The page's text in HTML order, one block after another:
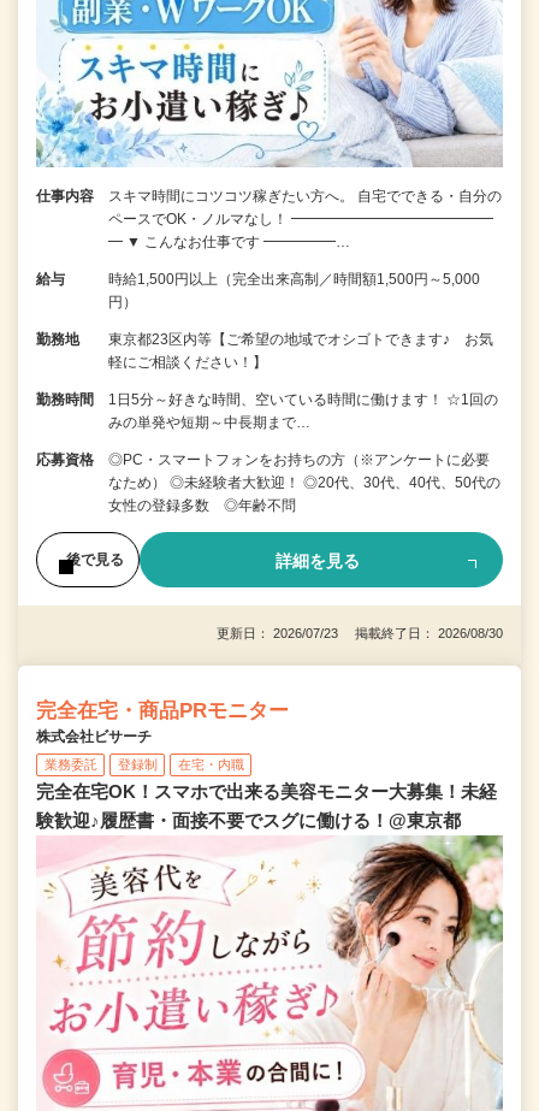
仕事内容
スキマ時間にコツコツ稼ぎたい方へ。 自宅でできる・自分の
ペースでOK・ノルマなし！ ━━━━━━━━━━━━━━
━ ▼ こんなお仕事です ━━━━━…
給与
時給1,500円以上（完全出来高制／時間額1,500円～5,000
円）
勤務地
東京都23区内等【ご希望の地域でオシゴトできます♪ お気
軽にご相談ください！】
勤務時間
1日5分～好きな時間、空いている時間に働けます！ ☆1回の
みの単発や短期～中長期まで…
応募資格
◎PC・スマートフォンをお持ちの方（※アンケートに必要
なため） ◎未経験者大歓迎！ ◎20代、30代、40代、50代の
女性の登録多数 ◎年齢不問
後で見る 詳細を見る
更新日： 2026/07/23 掲載終了日： 2026/08/30
完全在宅・商品PRモニター
株式会社ビサーチ
業務委託 登録制 在宅・内職
完全在宅OK！スマホで出来る美容モニター大募集！未経
験歓迎♪履歴書・面接不要でスグに働ける！@東京都